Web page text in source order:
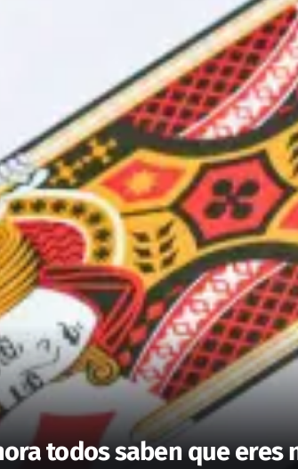
todos saben que eres